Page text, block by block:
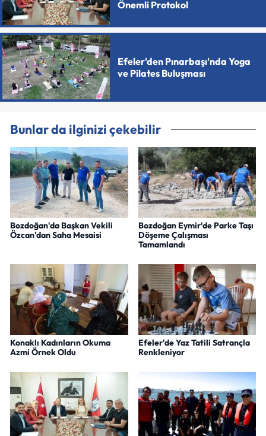
Önemli Protokol
Efeler'den Pınarbaşı'nda Yoga
ve Pilates Buluşması
Bunlar da ilginizi çekebilir
Bozdoğan'da Başkan Vekili
Özcan'dan Saha Mesaisi
Bozdoğan Eymir'de Parke Taşı
Döşeme Çalışması
Tamamlandı
Konaklı Kadınların Okuma
Azmi Örnek Oldu
Efeler'de Yaz Tatili Satrançla
Renkleniyor